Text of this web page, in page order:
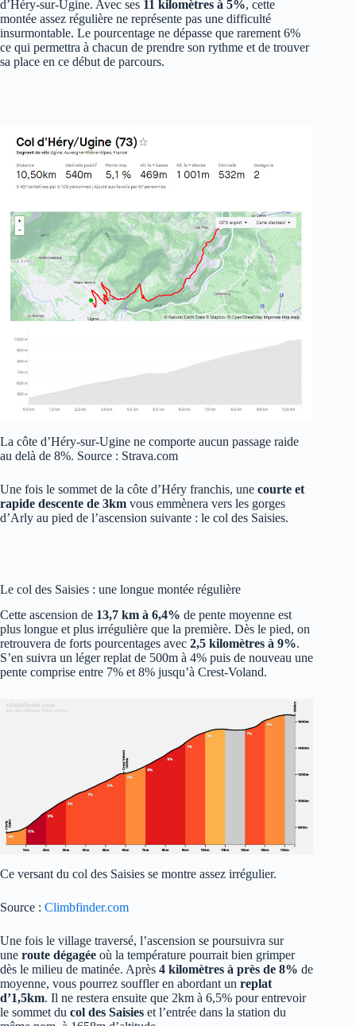
d’Héry-sur-Ugine. Avec ses 11 kilomètres à 5%, cette
montée assez régulière ne représente pas une difficulté
insurmontable. Le pourcentage ne dépasse que rarement 6%
ce qui permettra à chacun de prendre son rythme et de trouver
sa place en ce début de parcours.
La côte d’Héry-sur-Ugine ne comporte aucun passage raide
au delà de 8%. Source : Strava.com
Une fois le sommet de la côte d’Héry franchis, une courte et
rapide descente de 3km vous emmènera vers les gorges
d’Arly au pied de l’ascension suivante : le col des Saisies.
Le col des Saisies : une longue montée régulière
Cette ascension de 13,7 km à 6,4% de pente moyenne est
plus longue et plus irrégulière que la première. Dès le pied, on
retrouvera de forts pourcentages avec 2,5 kilomètres à 9%.
S’en suivra un léger replat de 500m à 4% puis de nouveau une
pente comprise entre 7% et 8% jusqu’à Crest-Voland.
Ce versant du col des Saisies se montre assez irrégulier.
Source : Climbfinder.com
Une fois le village traversé, l’ascension se poursuivra sur
une route dégagée où la température pourrait bien grimper
dès le milieu de matinée. Après 4 kilomètres à près de 8% de
moyenne, vous pourrez souffler en abordant un replat
d’1,5km. Il ne restera ensuite que 2km à 6,5% pour entrevoir
le sommet du col des Saisies et l’entrée dans la station du